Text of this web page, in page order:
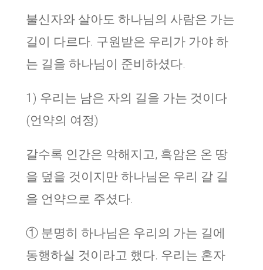
불신자와 살아도 하나님의 사람은 가는
길이 다르다. 구원받은 우리가 가야 하
는 길을 하나님이 준비하셨다.
1) 우리는 남은 자의 길을 가는 것이다
(언약의 여정)
갈수록 인간은 악해지고, 흑암은 온 땅
을 덮을 것이지만 하나님은 우리 갈 길
을 언약으로 주셨다.
① 분명히 하나님은 우리의 가는 길에
동행하실 것이라고 했다. 우리는 혼자